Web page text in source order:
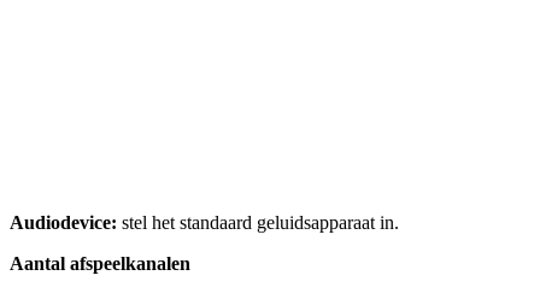
Audiodevice: stel het standaard geluidsapparaat in.
Aantal afspeelkanalen